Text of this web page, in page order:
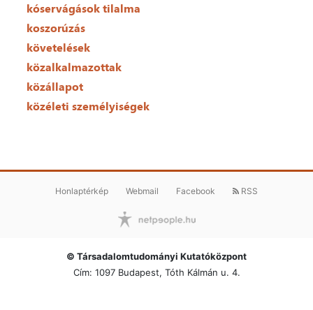
kóservágások tilalma
koszorúzás
követelések
közalkalmazottak
közállapot
közéleti személyiségek
Honlaptérkép Webmail Facebook RSS
© Társadalomtudományi Kutatóközpont
Cím: 1097 Budapest, Tóth Kálmán u. 4.